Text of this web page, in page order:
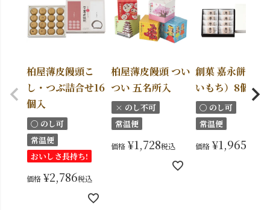
柏屋薄皮饅頭こ
し・つぶ詰合せ16
個入
〇 のし可
常温便
おいしさ長持ち!
価格 ¥2,786税込
柏屋薄皮饅頭 つい
つい 五名所入
× のし不可
常温便
価格 ¥1,728税込
創菓 嘉永餅（か
いもち）8個入
〇 のし可
常温便
価格 ¥1,965